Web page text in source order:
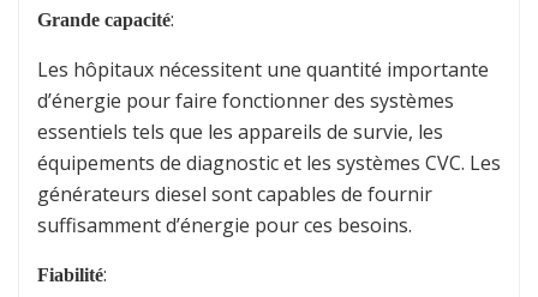
Grande capacité:
Les hôpitaux nécessitent une quantité importante
d’énergie pour faire fonctionner des systèmes
essentiels tels que les appareils de survie, les
équipements de diagnostic et les systèmes CVC. Les
générateurs diesel sont capables de fournir
suffisamment d’énergie pour ces besoins.
Fiabilité: